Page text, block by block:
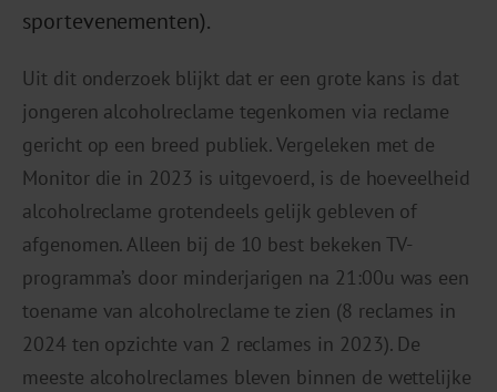
sportevenementen).
Uit dit onderzoek blijkt dat er een grote kans is dat
jongeren alcoholreclame tegenkomen via reclame
gericht op een breed publiek. Vergeleken met de
Monitor die in 2023 is uitgevoerd, is de hoeveelheid
alcoholreclame grotendeels gelijk gebleven of
afgenomen. Alleen bij de 10 best bekeken TV-
programma’s door minderjarigen na 21:00u was een
toename van alcoholreclame te zien (8 reclames in
2024 ten opzichte van 2 reclames in 2023). De
meeste alcoholreclames bleven binnen de wettelijke